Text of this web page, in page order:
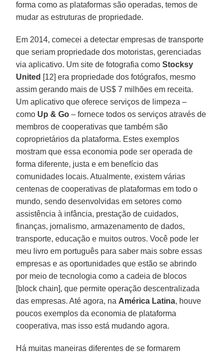
forma como as plataformas são operadas, temos de
mudar as estruturas de propriedade.
Em 2014, comecei a detectar empresas de transporte
que seriam propriedade dos motoristas, gerenciadas
via aplicativo. Um site de fotografia comoStocksy
United [12] era propriedade dos fotógrafos, mesmo
assim gerando mais de US$ 7 milhões em receita.
Um aplicativo que oferece serviços de limpeza –
como Up & Go – fornece todos os serviços através de
membros de cooperativas que também são
coproprietários da plataforma. Estes exemplos
mostram que essa economia pode ser operada de
forma diferente, justa e em benefício das
comunidades locais. Atualmente, existem várias
centenas de cooperativas de plataformas em todo o
mundo, sendo desenvolvidas em setores como
assistência à infância, prestação de cuidados,
finanças, jornalismo, armazenamento de dados,
transporte, educação e muitos outros. Você pode ler
meu livro em português para saber mais sobre essas
empresas e as oportunidades que estão se abrindo
por meio de tecnologia como a cadeia de blocos
[block chain], que permite operação descentralizada
das empresas. Até agora, na América Latina, houve
poucos exemplos da economia de plataforma
cooperativa, mas isso está mudando agora.
Há muitas maneiras diferentes de se formarem